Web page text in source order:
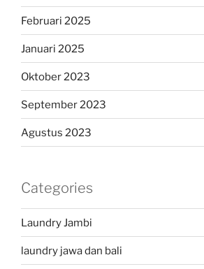
Februari 2025
Januari 2025
Oktober 2023
September 2023
Agustus 2023
Categories
Laundry Jambi
laundry jawa dan bali